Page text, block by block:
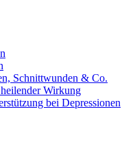
Schnittwunden & Co.
Wirkung
bei Depressionen